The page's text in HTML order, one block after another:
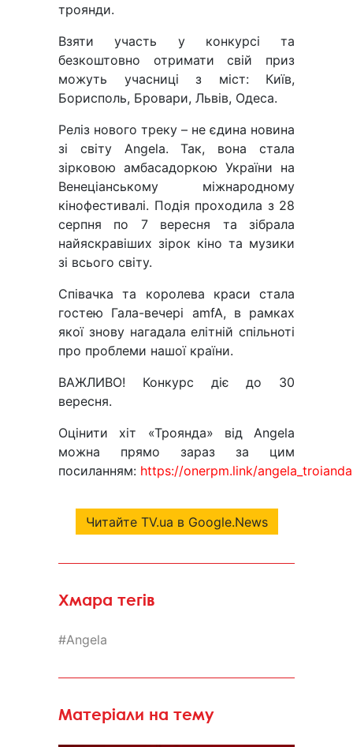
троянди.
Взяти участь у конкурсі та
безкоштовно отримати свій приз
можуть учасниці з міст: Київ,
Борисполь, Бровари, Львів, Одеса.
Реліз нового треку – не єдина новина
зі світу Angela. Так, вона стала
зірковою амбасадоркою України на
Венеціанському міжнародному
кінофестивалі. Подія проходила з 28
серпня по 7 вересня та зібрала
найяскравіших зірок кіно та музики
зі всього світу.
Співачка та королева краси стала
гостею Гала-вечері amfA, в рамках
якої знову нагадала елітній спільноті
про проблеми нашої країни.
ВАЖЛИВО! Конкурс діє до 30
вересня.
Оцінити хіт «Троянда» від Angela
можна прямо зараз за цим
посиланням: https://onerpm.link/angela_troianda
Читайте TV.ua в Google.News
Хмара тегів
Angela
Матеріали на тему